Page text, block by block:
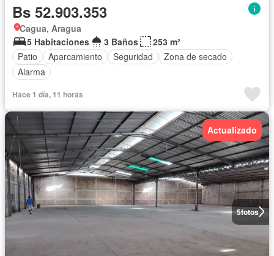
Bs 52.903.353
Cagua, Aragua
5 Habitaciones
3 Baños
253 m²
Patio
Aparcamiento Seguridad
Zona de secado
Alarma
Hace 1 día, 11 horas
5fotos
Actualizado